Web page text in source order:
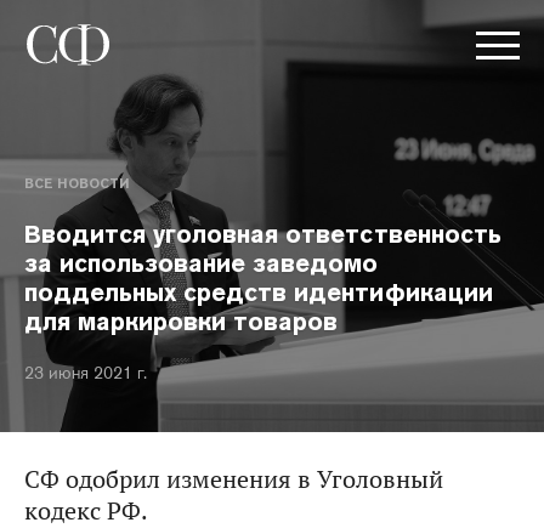
ВСЕ НОВОСТИ
Вводится уголовная ответственность
за использование заведомо
поддельных средств идентификации
для маркировки товаров
23 июня 2021 г.
СФ одобрил изменения в Уголовный
кодекс РФ.